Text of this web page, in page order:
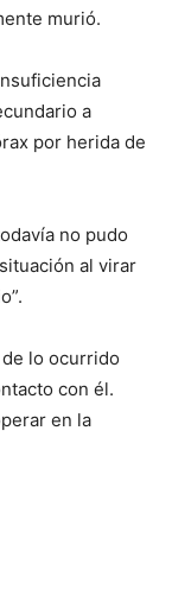
murió.
a
por herida de
no pudo
al virar
lo ocurrido
con él.
en la